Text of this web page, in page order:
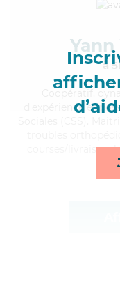
Yann
à
,
d'expérience et
courses/livraison,